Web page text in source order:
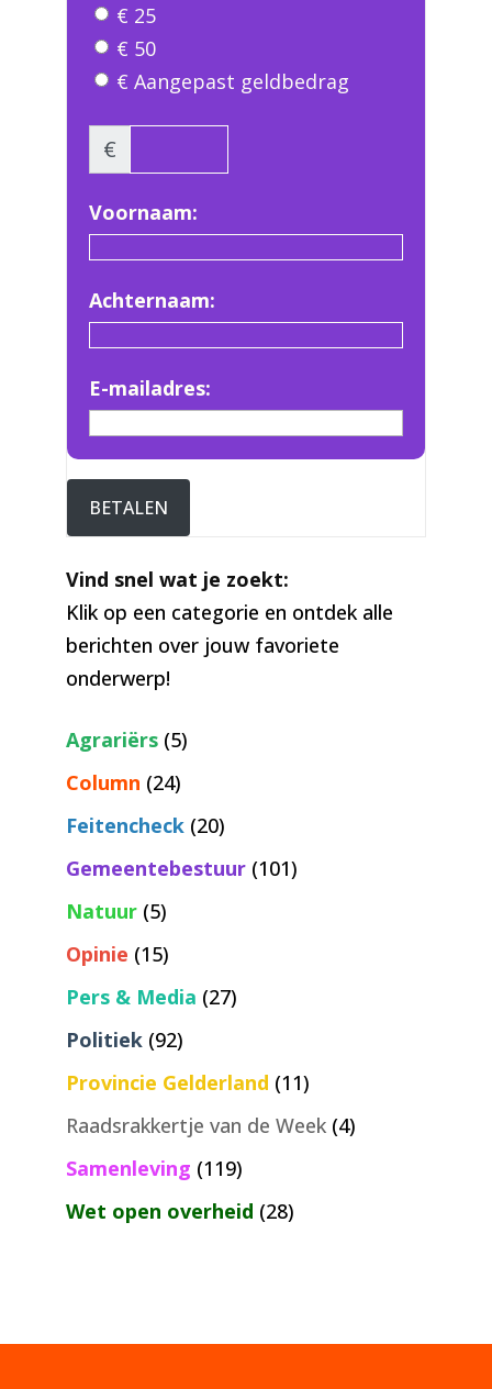
€ 25
€ 50
€ Aangepast geldbedrag
€
Voornaam:
Achternaam:
E-mailadres:
BETALEN
Vind snel wat je zoekt:
Klik op een categorie en ontdek alle
berichten over jouw favoriete
onderwerp!
Agrariërs(5)
Column (24)
Feitencheck(20)
Gemeentebestuur(101)
Natuur(5)
Opinie (15)
Pers & Media (27)
Politiek(92)
Provincie Gelderland (11)
Raadsrakkertje van de Week(4)
Samenleving (119)
Wet open overheid (28)